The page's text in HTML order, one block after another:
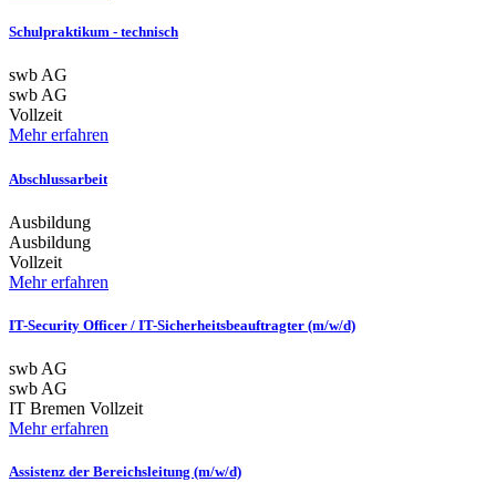
Schulpraktikum - technisch
swb AG
swb AG
Vollzeit
Mehr erfahren
Abschlussarbeit
Ausbildung
Ausbildung
Vollzeit
Mehr erfahren
IT-Security Officer / IT-Sicherheitsbeauftragter (m/w/d)
swb AG
swb AG
IT Bremen Vollzeit
Mehr erfahren
Assistenz der Bereichsleitung (m/w/d)